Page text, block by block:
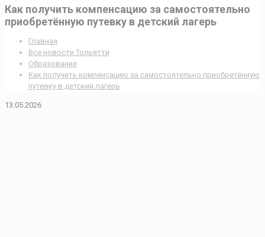
Как получить компенсацию за самостоятельно
приобретённую путевку в детский лагерь
Главная
Все новости Тольятти
Образование
Как получить компенсацию за самостоятельно приобретённую
путевку в детский лагерь
13.05.2026